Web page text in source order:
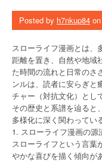
Posted by h7nkup84 on
スローライフ漫画とは、
距離を置き、自然や地域
た時間の流れと日常のさ
ンルは、読者に安らぎと
チャー（対抗文化）とし
その歴史と系譜を辿ると
多様化に深く関わってい
1. スローライフ漫画の源
スローライフという言葉
やかな喜びを描く傾向が